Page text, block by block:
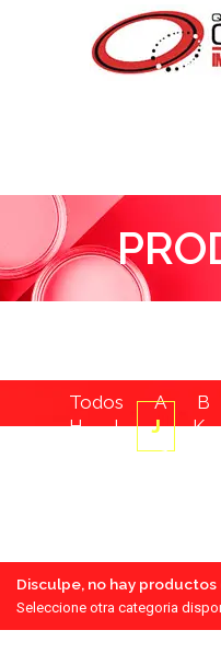
Todos A B
H
I J K
S
Disculpe, no hay
Seleccione otra categoria